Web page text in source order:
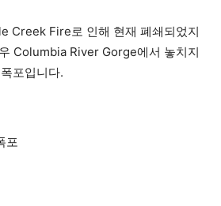
Creek Fire로 인해 현재 폐쇄되었지
Columbia River Gorge에서 놓치지
포입니다.
포